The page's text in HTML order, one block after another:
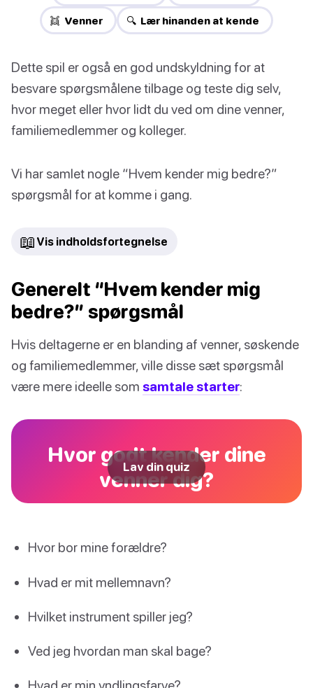
👯 Venner 🔍 Lær hinanden at kende
Dette spil er også en god undskyldning for at
besvare spørgsmålene tilbage og teste dig selv,
hvor meget eller hvor lidt du ved om dine venner,
familiemedlemmer og kolleger.
Vi har samlet nogle “Hvem kender mig bedre?”
spørgsmål for at komme i gang.
📖 Vis indholdsfortegnelse
Generelt “Hvem kender mig
bedre?” spørgsmål
Hvis deltagerne er en blanding af venner, søskende
og familiemedlemmer, ville disse sæt spørgsmål
være mere ideelle som samtale starter:
Hvor godt kender dine
venner dig?
Lav din quiz
Hvor bor mine forældre?
Hvad er mit mellemnavn?
Hvilket instrument spiller jeg?
Ved jeg hvordan man skal bage?